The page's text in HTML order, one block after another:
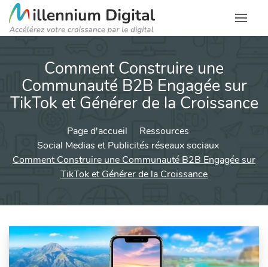
Comment Construire une
Communauté B2B Engagée sur
TikTok et Générer de la Croissance
Page d'accueil
Ressources
Social Medias et Publicités réseaux sociaux
Comment Construire une Communauté B2B Engagée sur
TikTok et Générer de la Croissance